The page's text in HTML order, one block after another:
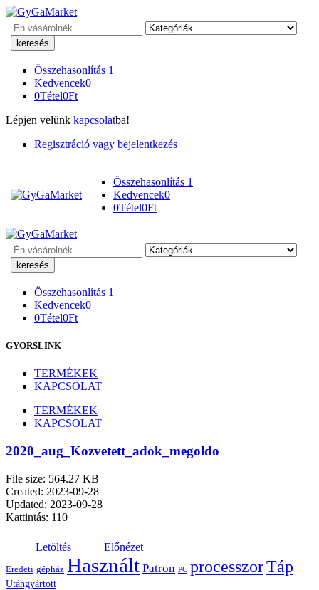
Keresés
Összehasonlítás 1
Kedvencek0
0Tétel0Ft
Lépjen velünk kapcsolatba!
Regisztráció vagy bejelentkezés
Összehasonlítás 1
Kedvencek0
0Tétel0Ft
Keresés
Összehasonlítás 1
Kedvencek0
0Tétel0Ft
GYORSLINK
TERMÉKEK
KAPCSOLAT
TERMÉKEK
KAPCSOLAT
2020_aug_Kozvetett_adok_megoldo
File size: 564.27 KB
Created: 2023-09-28
Updated: 2023-09-28
Kattintás: 110
Letöltés Előnézet
Eredeti gépház Használt Patron PC processzorTáp
Utángyártott